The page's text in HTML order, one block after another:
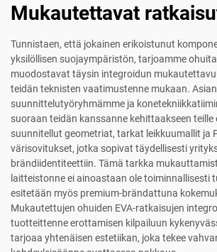
Mukautettavat
Tunnistaen, että jokainen erikoistunut
yksilöllisen suojaympäristön, tarjoamme
muodostavat täysin integroidun
teidän teknisten vaatimustenne mukaan.
suunnittelutyöryhmämme ja
suoraan teidän kanssanne kehittaakseen teille
suunnitellut geometriat, tarkat leikkuumallit ja
värisovitukset, jotka sopivat täydellisesti
brändiidentiteettiin. Tämä tarkka
laitteistonne ei ainoastaan ole toiminnallisesti
esitetään myös premium-brändattuna
Mukautettujen ohuiden EVA-ratkaisujen
tuotteittenne erottamisen kilpailuun
tarjoaa yhtenäisen estetiikan, joka tekee